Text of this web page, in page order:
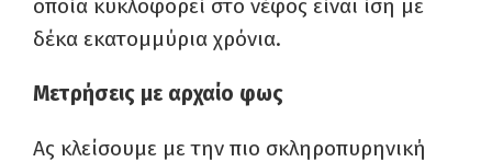
οποία κυκλοφορεί στο νέφος είναι ίση με
δέκα εκατομμύρια χρόνια.
Μετρήσεις με αρχαίο φως
Ας κλείσουμε με την πιο σκληροπυρηνική